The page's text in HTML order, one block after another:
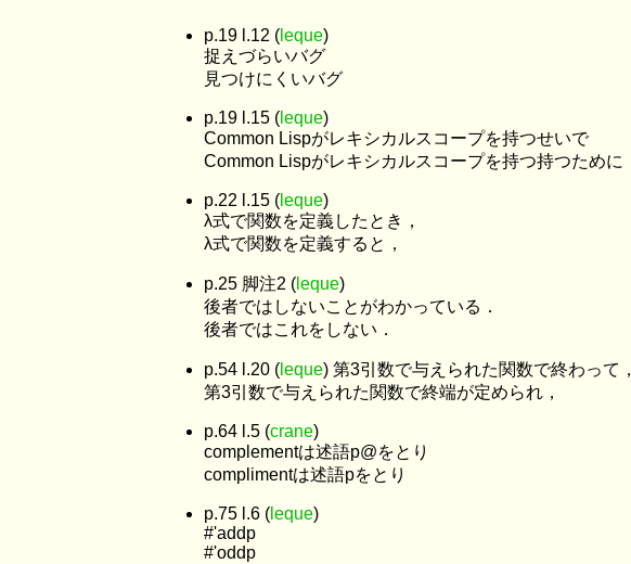
p.19 l.12 ( leque)
捉えづらいバグ
見つけにくいバグ
p.19 l.15 ( leque)
Common Lispがレキシカルスコープを持つせいで
Common Lispがレキシカルスコープを持つ持つために
p.22 l.15 ( leque)
λ式で関数を定義したとき，
λ式で関数を定義すると，
p.25 脚注2 ( leque)
後者ではしないことがわかっている．
後者ではこれをしない．
p.54 l.20 ( leque) 第3引数で与えられた関数で終わって，
第3引数で与えられた関数で終端が定められ，
p.64 l.5 (crane)
complementは述語p@をとり
complimentは述語pをとり
p.75 l.6 ( leque)
#'addp
#'oddp